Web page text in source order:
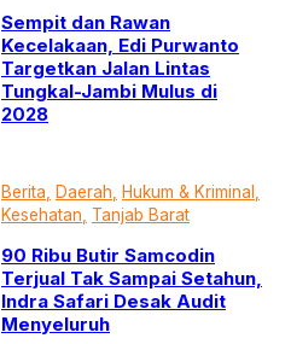
Sempit dan Rawan
Kecelakaan, Edi Purwanto
Targetkan Jalan Lintas
Tungkal-Jambi Mulus di
2028
Berita Daerah Hukum & Kriminal
Kesehatan
Tanjab Barat
90 Ribu Butir Samcodin
Terjual Tak Sampai Setahun,
Indra Safari Desak Audit
Menyeluruh